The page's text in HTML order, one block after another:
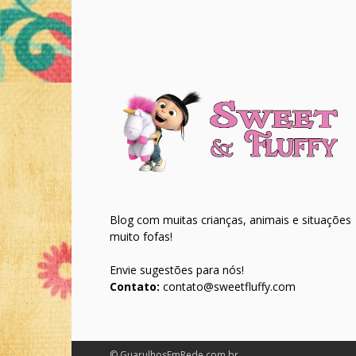
Blog com muitas crianças, animais e situações
muito fofas!
Envie sugestões para nós!
Contato: contato@sweetfluffy.com